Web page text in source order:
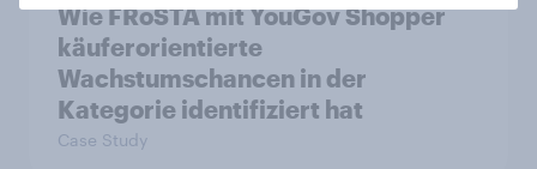
Wie FRoSTA mit YouGov Shopper
käuferorientierte
Wachstumschancen in der
Kategorie identifiziert hat
Case Study